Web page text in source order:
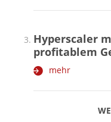
Hyperscaler
profitablem
mehr